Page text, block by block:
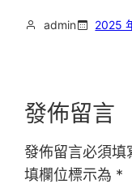
admin 2025
發佈留言
發佈留言必須填
填欄位標示為 *